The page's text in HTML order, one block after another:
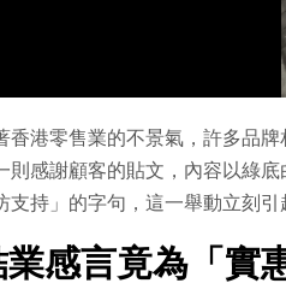
香港零售業的不景氣，許多品
則感謝顧客的貼文，內容以綠
支持」的字句，這一舉動立刻
業感言竟為「實